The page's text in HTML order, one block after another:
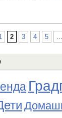
2 3 4 5 ...